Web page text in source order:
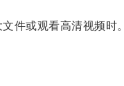
件或观看高清视频时。